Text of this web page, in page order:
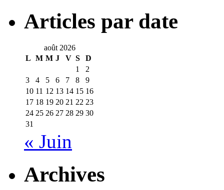
Articles par date
août 2026
L M M J V S
D
1
2
3
4 5 6 7 8
9
10 11 12 13 14 15 16
17 18 19 20 21 22 23
24 25 26 27 28 29 30
31
« Juin
Archives